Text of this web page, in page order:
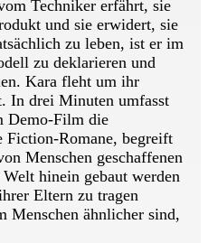
Techniker erfährt, sie
und sie erwidert, sie
zu leben, ist er im
zu deklarieren und
Kara fleht um ihr
In drei Minuten umfasst
Demo-Film die
Fiction-Romane, begreift
Menschen geschaffenen
hinein gebaut werden
Eltern zu tragen
Menschen ähnlicher sind,